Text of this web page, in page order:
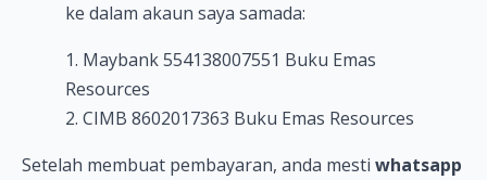
ke dalam akaun saya samada:
1. Maybank 554138007551 Buku Emas
Resources
2. CIMB 8602017363 Buku Emas Resources
Setelah membuat pembayaran, anda mesti whatsapp